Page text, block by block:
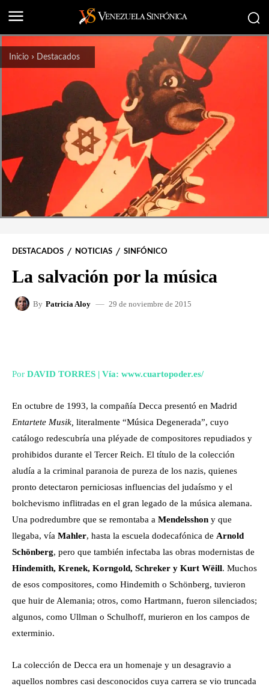
Inicio Destacados
DESTACADOS NOTICIAS SINFÓNICO
La salvación por la música
By Patricia Aloy 29 de noviembre de 2015
Por DAVID TORRES | Vía: www.cuartopoder.es/
En octubre de 1993, la compañía Decca presentó en Madrid
Entartete Musik, literalmente “Música Degenerada”, cuyo
catálogo redescubría una pléyade de compositores repudiados y
prohibidos durante el Tercer Reich. El título de la colección
aludía a la criminal paranoia de pureza de los nazis, quienes
pronto detectaron perniciosas influencias del judaísmo y el
bolchevismo inflitradas en el gran legado de la música alemana.
Una podredumbre que se remontaba a Mendelsshon y que
llegaba, vía Mahler, hasta la escuela dodecafónica de Arnold
Schönberg, pero que también infectaba las obras modernistas de
Hindemith, Krenek, Korngold, Schreker y Kurt Wëill. Muchos
de esos compositores, como Hindemith o Schönberg, tuvieron
que huir de Alemania; otros, como Hartmann, fueron silenciados;
algunos, como Ullman o Schulhoff, murieron en los campos de
exterminio.
La colección de Decca era un homenaje y un desagravio a
aquellos nombres casi desconocidos cuya carrera se vio truncada